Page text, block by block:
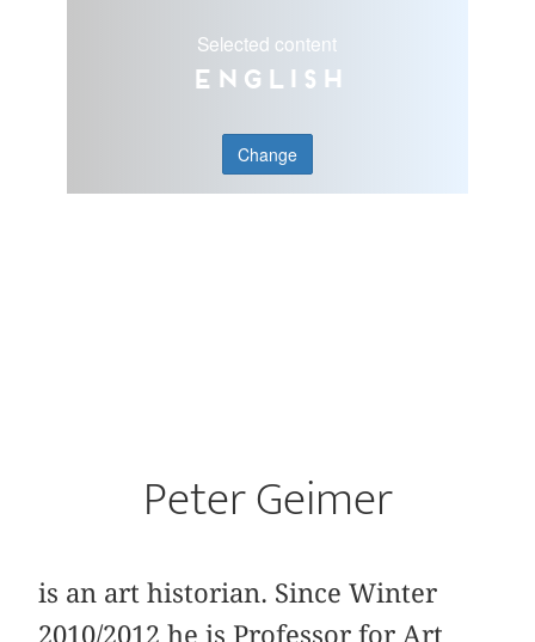
Selected content
English
Change
Peter Geimer
is an art historian. Since Winter
2010/2012 he is Professor for Art